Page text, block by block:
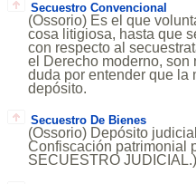
Secuestro Convencional
(Ossorio) Es el que
cosa litigiosa, hasta que
con respecto al
el Derecho moderno,
duda por entender que la
depósito.
Secuestro De Bienes
(Ossorio) Depósito
Confiscación patrimonial
SECUESTRO JUDICIAL.)